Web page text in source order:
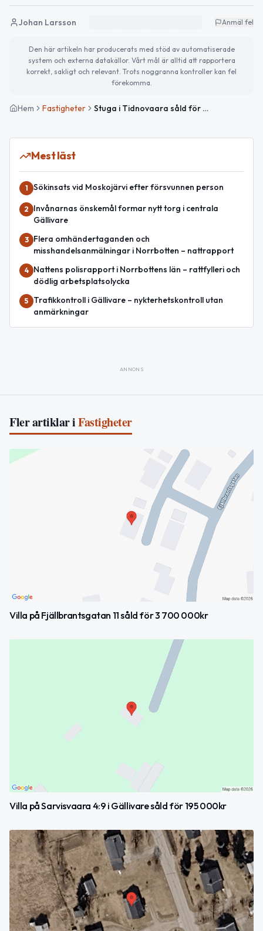
Johan Larsson Anmäl fel
Den här artikeln har producerats med stöd av automatiserade
system och externa datakällor. Vårt mål är alltid att rapportera
korrekt, sakligt och relevant. Trots noggranna kontroller kan fel
förekomma.
Hem Fastigheter Stuga i Tidnovaara såld för 780 000kr
Mest läst
1 Sökinsats vid Moskojärvi efter försvunnen person
2
Invånarnas önskemål formar nytt torg i centrala
Gällivare
3
Flera omhändertaganden och
misshandelsanmälningar i Norrbotten – nattrapport
4
Nattens polisrapport i Norrbottens län – rattfylleri och
dödlig arbetsplatsolycka
5
Trafikkontroll i Gällivare – nykterhetskontroll utan
anmärkningar
ANNONS
Fler artiklar iFastigheter
Villa på Fjällbrantsgatan 11 såld för 3 700 000kr
Villa på Sarvisvaara 4:9 i Gällivare såld för 195 000kr